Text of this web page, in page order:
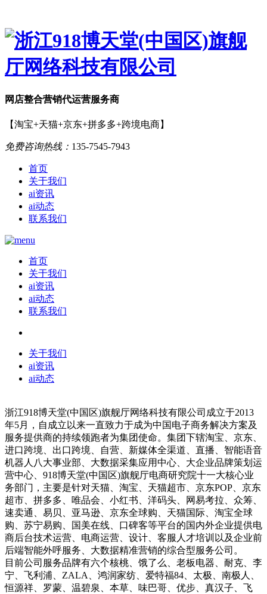
网店整合营销代运营服务商
【淘宝+天猫+京东+拼多多+跨境电商】
免费咨询热线： 135-7545-7943
首页
关于我们
ai资讯
ai动态
联系我们
首页
关于我们
ai资讯
ai动态
联系我们
关于我们
ai资讯
ai动态
浙江918博天堂(中国区)旗舰厅网络科技有限公司成立于2013
年5月，自成立以来一直致力于成为中国电子商务解决方案及
服务提供商的持续领跑者为集团使命。集团下辖淘宝、京东、
进口跨境、出口跨境、自营、新媒体全渠道、直播、智能语音
机器人八大事业部、大数据采集应用中心、大企业品牌策划运
营中心、918博天堂(中国区)旗舰厅电商研究院十一大核心业
务部门，主要是针对天猫、淘宝、天猫超市、京东POP、京东
超市、拼多多、唯品会、小红书、洋码头、网易考拉、众筹、
速卖通、易贝、亚马逊、京东全球购、天猫国际、淘宝全球
购、苏宁易购、国美在线、口碑客等平台的国内外企业提供电
商后台技术运营、电商运营、设计、客服人才培训以及企业前
后端智能外呼服务、大数据精准营销的综合型服务公司。
目前公司服务品牌有六个核桃、饿了么、老板电器、耐克、李
宁、飞利浦、ZALA、鸿润家纺、爱特福84、太极、南极人、
恒源祥、罗蒙、温碧泉、本草、味巴哥、优步、真汉子、飞